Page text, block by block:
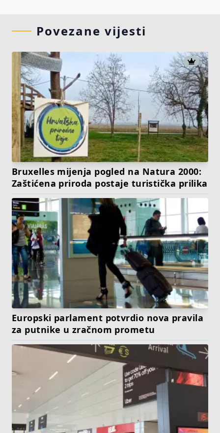
Povezane vijesti
Bruxelles mijenja pogled na Natura 2000:
Zaštićena priroda postaje turistička prilika
Europski parlament potvrdio nova pravila
za putnike u zračnom prometu